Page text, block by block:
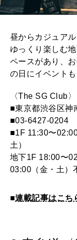
昼からカジュア
ゆっくり楽しむ
ペースがあり、
の日にイベントも
〈The SG Club〉
■東京都渋谷区神
■03-6427-0204
■1F 11:30〜
土）
地下1F 18:00〜
03:00（金・土）
■連載記事はこち